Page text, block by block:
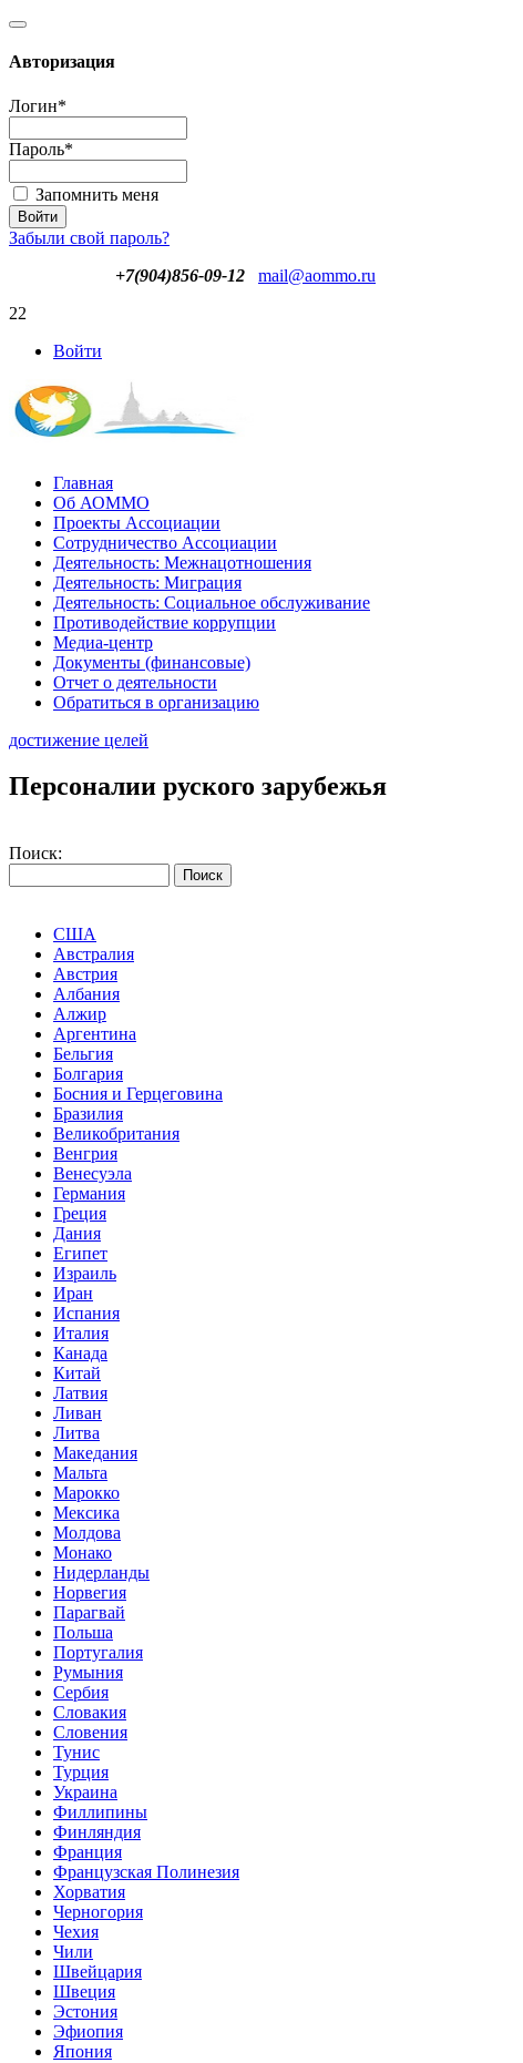
Авторизация
Логин*
Пароль*
Запомнить меня
Забыли свой пароль?
+7(904)856-09-12
mail@aommo.ru
22
Войти
Главная
Об АОММО
Проекты Ассоциации
Сотрудничество Ассоциации
Деятельность: Межнацотношения
Деятельность: Миграция
Деятельность: Социальное обслуживание
Противодействие коррупции
Медиа-центр
Документы (финансовые)
Отчет о деятельности
Обратиться в организацию
достижение целей
Персоналии руского зарубежья
Поиск:
США
Австралия
Австрия
Албания
Алжир
Аргентина
Бельгия
Болгария
Босния и Герцеговина
Бразилия
Великобритания
Венгрия
Венесуэла
Германия
Греция
Дания
Египет
Израиль
Иран
Испания
Италия
Канада
Китай
Латвия
Ливан
Литва
Македания
Мальта
Марокко
Мексика
Молдова
Монако
Нидерланды
Норвегия
Парагвай
Польша
Португалия
Румыния
Сербия
Словакия
Словения
Тунис
Турция
Украина
Филлипины
Финляндия
Франция
Французская Полинезия
Хорватия
Черногория
Чехия
Чили
Швейцария
Швеция
Эстония
Эфиопия
Япония